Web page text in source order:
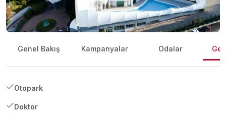
Genel Bakış Kampanyalar Odalar
Otopark
Doktor